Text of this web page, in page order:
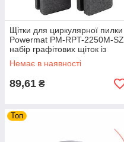
Щітки для циркулярної пилки
Powermat PM-RPT-2250M-SZ
набір графітових щіток із
пружиною
Немає в наявності
89,61 ₴
Топ